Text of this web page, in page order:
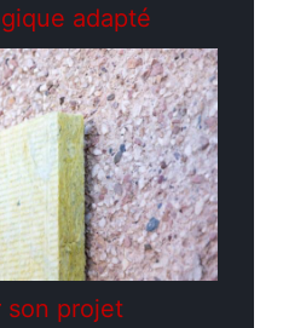
adapté
son projet